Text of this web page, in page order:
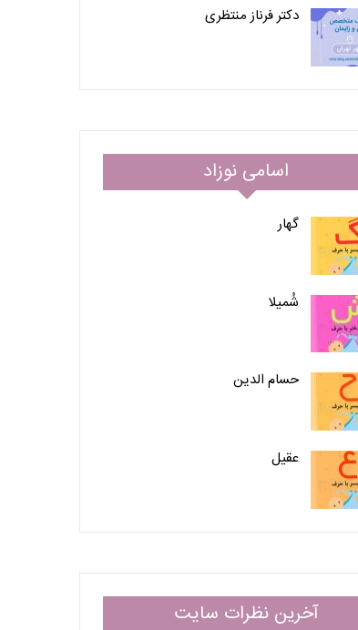
دکتر فرناز منتظری
اسامی نوزاد
گهار
شُمیلا
حسام الدین
عقیل
آخرین نظرات سایت